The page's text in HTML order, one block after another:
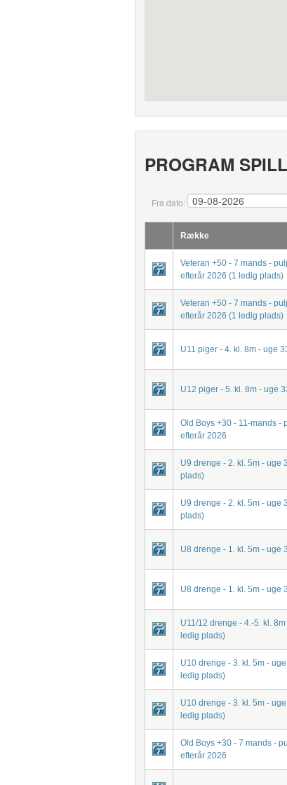
PROGRAM
Fra dato:
Række
Veteran +50 - 7 mands -
efterår 2026 (1 ledig plads)
Veteran +50 - 7 mands -
efterår 2026 (1 ledig plads)
U11 piger - 4. kl. 8m - uge
U12 piger - 5. kl. 8m - uge
Old Boys +30 - 11-mands -
efterår 2026
U9 drenge - 2. kl. 5m - uge
plads)
U9 drenge - 2. kl. 5m - uge
plads)
U8 drenge - 1. kl. 5m - uge
U8 drenge - 1. kl. 5m - uge
U11/12 drenge - 4.-5. kl.
ledig plads)
U10 drenge - 3. kl. 5m -
ledig plads)
U10 drenge - 3. kl. 5m -
ledig plads)
Old Boys +30 - 7 mands -
efterår 2026